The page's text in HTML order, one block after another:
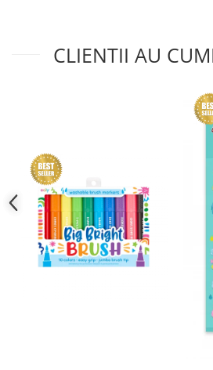
CLIENTII AU